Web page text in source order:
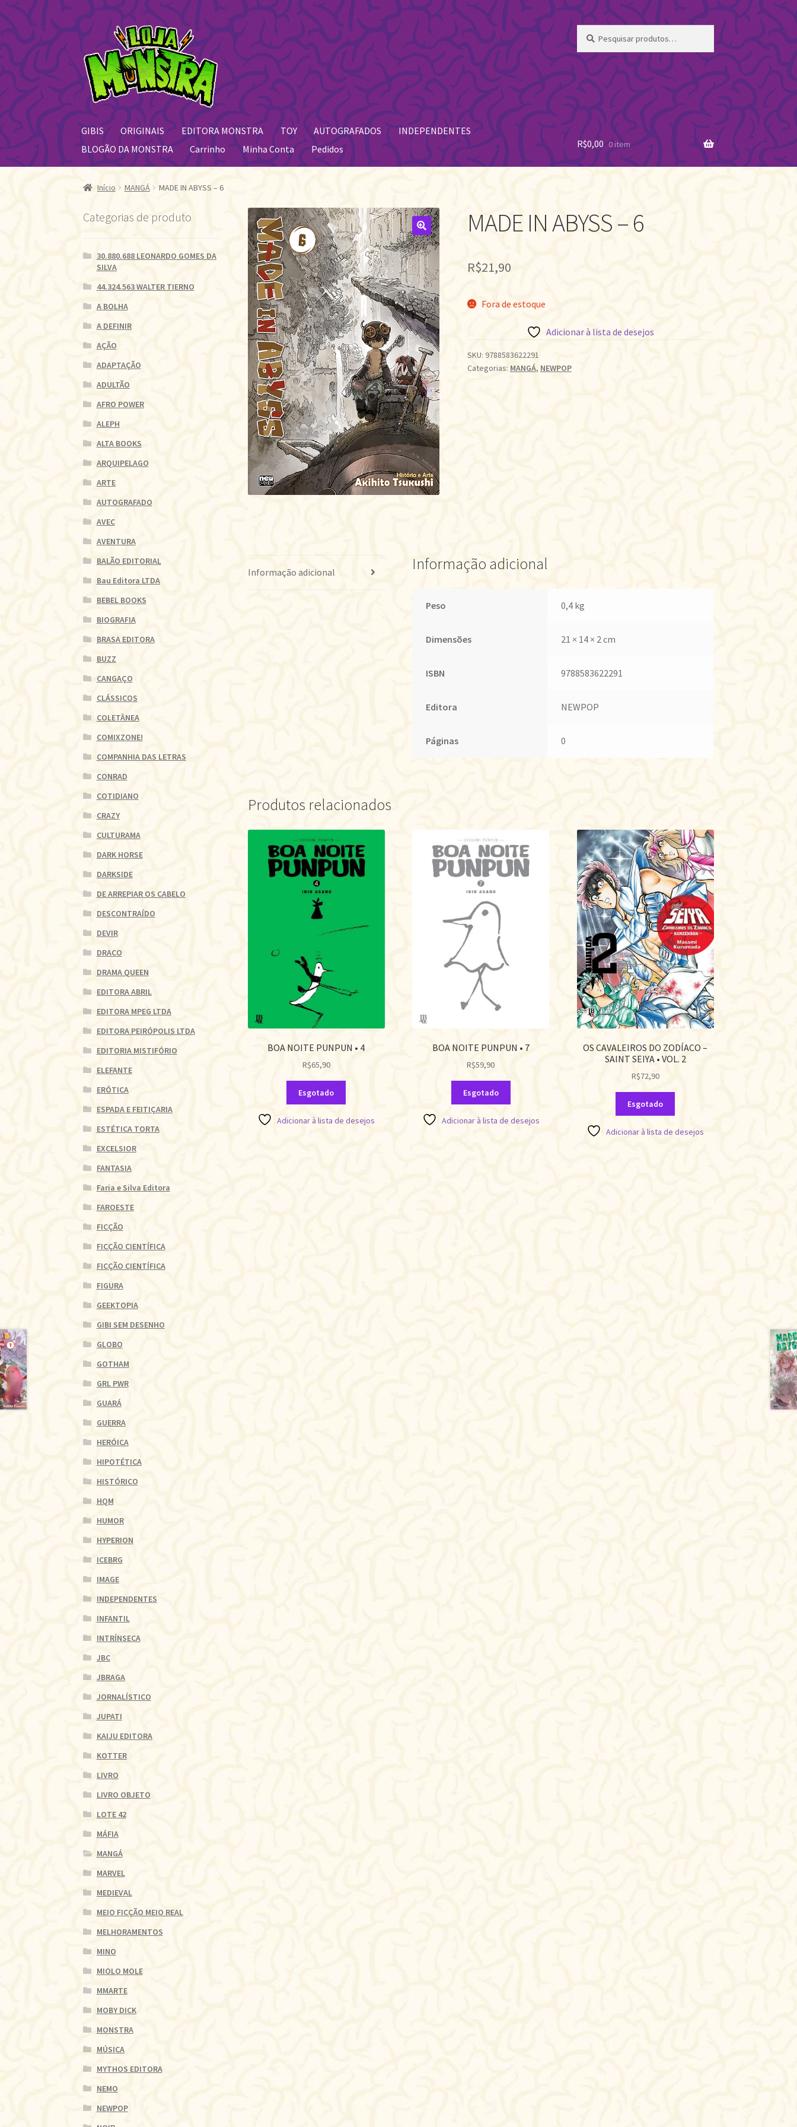
Pular
para
navegação
Pular
para
o
conteúdo
por:
GIBIS ORIGINAIS EDITORA MONSTRA TOY AUTOGRAFADOS
INDEPENDENTES
BLOGÃO DA MONSTRA
Carrinho Minha Conta Pedidos R$0,00 0 item
Início MANGÁ MADE IN ABYSS – 6
🔍
MADE IN ABYSS – 6
R$21,90
Fora de estoque
Adicionar à lista de desejos
SKU: 9788583622291
Categorias: MANGÁ, NEWPOP
Informação adicional Informação adicional
Peso 0,4 kg
Dimensões 21 × 14 × 2 cm
ISBN 9788583622291
Editora NEWPOP
Páginas 0
Produtos relacionados
BOA NOITE PUNPUN • 4
R$65,90
Esgotado
Adicionar à lista de desejos
BOA NOITE PUNPUN • 7
R$59,90
Esgotado
Adicionar à lista de desejos
OS CAVALEIROS DO ZODÍACO –
SAINT SEIYA • VOL. 2
R$72,90
Esgotado
Adicionar à lista de desejos
Categorias de produto
30.880.688 LEONARDO GOMES DA
SILVA
44.324.563 WALTER TIERNO
A BOLHA
A DEFINIR
AÇÃO
ADAPTAÇÃO
ADULTÃO
AFRO POWER
ALEPH
ALTA BOOKS
ARQUIPELAGO
ARTE
AUTOGRAFADO
AVEC
AVENTURA
BALÃO EDITORIAL
Bau Editora LTDA
BEBEL BOOKS
BIOGRAFIA
BRASA EDITORA
BUZZ
CANGAÇO
CLÁSSICOS
COLETÂNEA
COMIXZONE!
COMPANHIA DAS LETRAS
CONRAD
COTIDIANO
CRAZY
CULTURAMA
DARK HORSE
DARKSIDE
DE ARREPIAR OS CABELO
DESCONTRAÍDO
DEVIR
DRACO
DRAMA QUEEN
EDITORA ABRIL
EDITORA MPEG LTDA
EDITORA PEIRÓPOLIS LTDA
EDITORIA MISTIFÓRIO
ELEFANTE
ERÓTICA
ESPADA E FEITIÇARIA
ESTÉTICA TORTA
EXCELSIOR
FANTASIA
Faria e Silva Editora
FAROESTE
FICÇÃO
FICÇÃO CIENTÍFICA
FICÇÃO CIENTÍFICA
FIGURA
GEEKTOPIA
GIBI SEM DESENHO
GLOBO
GOTHAM
GRL PWR
GUARÁ
GUERRA
HERÓICA
HIPOTÉTICA
HISTÓRICO
HQM
HUMOR
HYPERION
ICEBRG
IMAGE
INDEPENDENTES
INFANTIL
INTRÍNSECA
JBC
JBRAGA
JORNALÍSTICO
JUPATI
KAIJU EDITORA
KOTTER
LIVRO
LIVRO OBJETO
LOTE 42
MÁFIA
MANGÁ
MARVEL
MEDIEVAL
MEIO FICÇÃO MEIO REAL
MELHORAMENTOS
MINO
MIOLO MOLE
MMARTE
MOBY DICK
MONSTRA
MÚSICA
MYTHOS EDITORA
NEMO
NEWPOP